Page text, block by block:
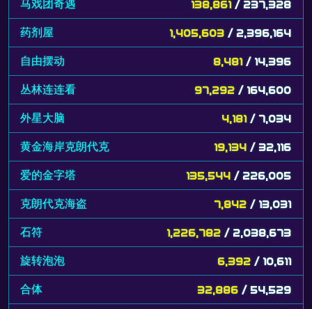
马戏团奇遇 138,861 / 237,328
药剂屋 1,405,603 / 2,396,164
自由摆动 8,481 / 14,396
丛林连连看 97,292 / 164,600
外星大脑 4,181 / 7,034
黄金海岸克朗代克 19,134 / 32,116
爱的金字塔 135,544 / 226,005
克朗代克海盗 7,842 / 13,031
石符 1,226,782 / 2,038,673
旋转泡泡 6,392 / 10,611
合体 32,886 / 54,529